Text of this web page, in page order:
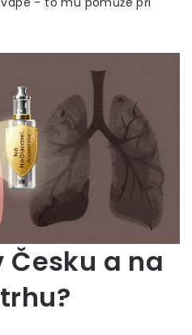
Česku a na